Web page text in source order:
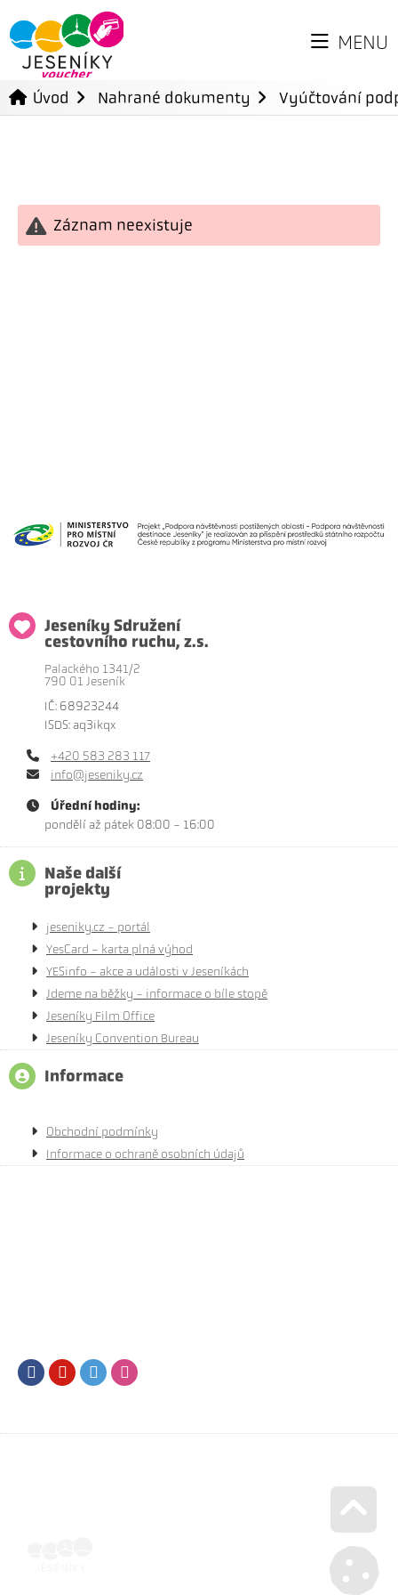
MENU
Úvod Nahrané dokumenty Vyúčtování
Záznam neexistuje
Jeseníky Sdružení
cestovního ruchu, z.s.
Palackého 1341/2
790 01 Jeseník
IČ: 68923244
ISDS: aq3ikqx
+420 583 283 117
info@jeseniky.cz
Úřední hodiny:
pondělí až pátek 08:00 - 16:00
Naše další
projekty
jeseniky.cz - portál
YesCard - karta plná výhod
YESinfo - akce a události v Jeseníkách
Jdeme na běžky - informace o bíle stopě
Jeseníky Film Office
Jeseníky Convention Bureau
Informace
Obchodní podmínky
Informace o ochraně osobních údajů
FacebookYoutubeTwitter
Go